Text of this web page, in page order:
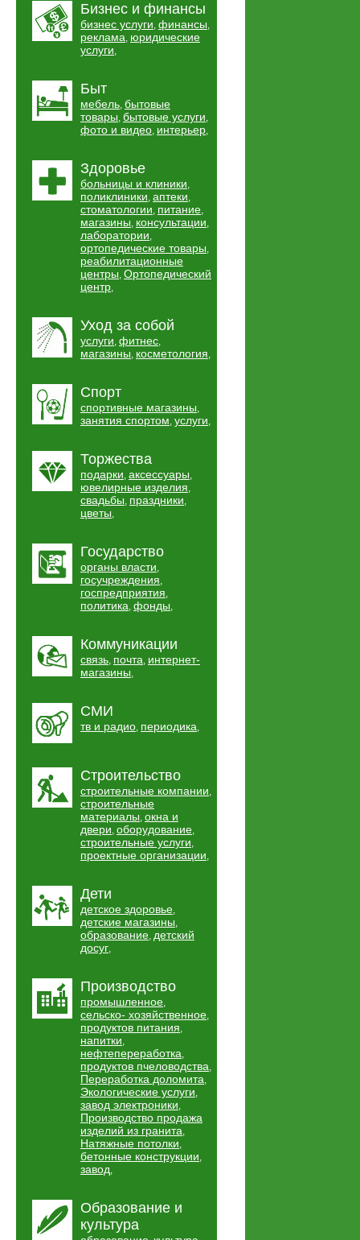
Бизнес и финансы
бизнес услуги, финансы,
реклама, юридические
услуги,
Быт
мебель, бытовые
товары, бытовые услуги,
фото и видео, интерьер,
Здоровье
больницы и клиники,
поликлиники, аптеки,
стоматологии, питание,
магазины, консультации,
лаборатории,
ортопедические товары,
реабилитационные
центры, Ортопедический
центр,
Уход за собой
услуги, фитнес,
магазины, косметология,
Спорт
спортивные магазины,
занятия спортом, услуги,
Торжества
подарки, аксессуары,
ювелирные изделия,
свадьбы, праздники,
цветы,
Государство
органы власти,
госучреждения,
госпредприятия,
политика, фонды,
Коммуникации
связь, почта, интернет-
магазины,
СМИ
тв и радио, периодика,
Строительство
строительные компании,
строительные
материалы, окна и
двери, оборудование,
строительные услуги,
проектные организации,
Дети
детское здоровье,
детские магазины,
образование, детский
досуг,
Производство
промышленное,
сельско- хозяйственное,
продуктов питания,
напитки,
нефтепереработка,
продуктов пчеловодства,
Переработка доломита,
Экологические услуги,
завод электроники,
Производство продажа
изделий из гранита,
Натяжные потолки,
бетонные конструкции,
завод,
Образование и
культура